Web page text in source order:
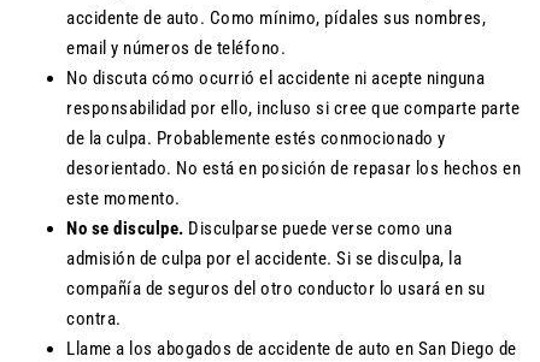
accidente de auto. Como mínimo, pídales sus nombres,
email y números de teléfono.
No discuta cómo ocurrió el accidente ni acepte ninguna
responsabilidad por ello, incluso si cree que comparte parte
de la culpa. Probablemente estés conmocionado y
desorientado. No está en posición de repasar los hechos en
este momento.
No se disculpe. Disculparse puede verse como una
admisión de culpa por el accidente. Si se disculpa, la
compañía de seguros del otro conductor lo usará en su
contra.
Llame a los abogados de accidente de auto en San Diego de